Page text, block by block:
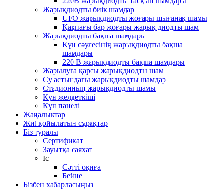
Жарықдиодты биік шамдар
UFO жарықдиодты жоғары шығанақ шамы
Қақпағы бар жоғары жарық диодты шам
Жарықдиодты бақша шамдары
Күн сәулесінің жарықдиодты бақша
шамдары
220 В жарықдиодты бақша шамдары
Жарылуға қарсы жарықдиодты шам
Су астындағы жарықдиодты шамдар
Стадионның жарықдиодты шамы
Күн желдеткіші
Күн панелі
Жаңалықтар
Жиі қойылатын сұрақтар
Біз туралы
Сертификат
Зауытқа саяхат
Іс
Сәтті оқиға
Бейне
Бізбен хабарласыңыз